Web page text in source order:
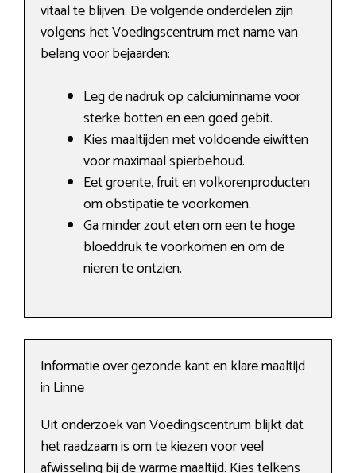
vitaal te blijven. De volgende onderdelen zijn
volgens het Voedingscentrum met name van
belang voor bejaarden:
Leg de nadruk op calciuminname voor
sterke botten en een goed gebit.
Kies maaltijden met voldoende eiwitten
voor maximaal spierbehoud.
Eet groente, fruit en volkorenproducten
om obstipatie te voorkomen.
Ga minder zout eten om een te hoge
bloeddruk te voorkomen en om de
nieren te ontzien.
Informatie over gezonde kant en klare maaltijd
in Linne
Uit onderzoek van Voedingscentrum blijkt dat
het raadzaam is om te kiezen voor veel